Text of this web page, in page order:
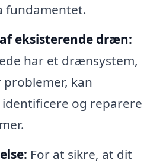
fundamentet.
eksisterende dræn:
har et drænsystem,
kan
og reparere
For at sikre, at dit